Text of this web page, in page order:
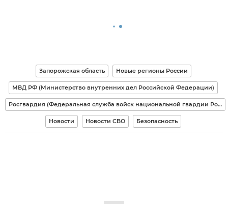
Запорожская область Новые регионы России
МВД РФ (Министерство внутренних дел Российской Федерации)
Росгвардия (Федеральная служба войск национальной гвардии Российской Федерации)
Новости Новости СВО Безопасность